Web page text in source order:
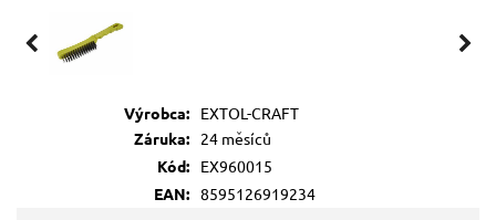
Výrobca:
EXTOL-CRAFT
Záruka:
24 měsíců
Kód:
EX960015
EAN: 8595126919234